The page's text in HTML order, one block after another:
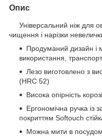
Опис
Універсальний ніж для
чищення і нарізки
Продуманий дизайн і
використання,
Лезо виготовлено з
(HRC 52)
Висока опірність
Ергономічна ручка із
покриттям Softouch
Можна мити в